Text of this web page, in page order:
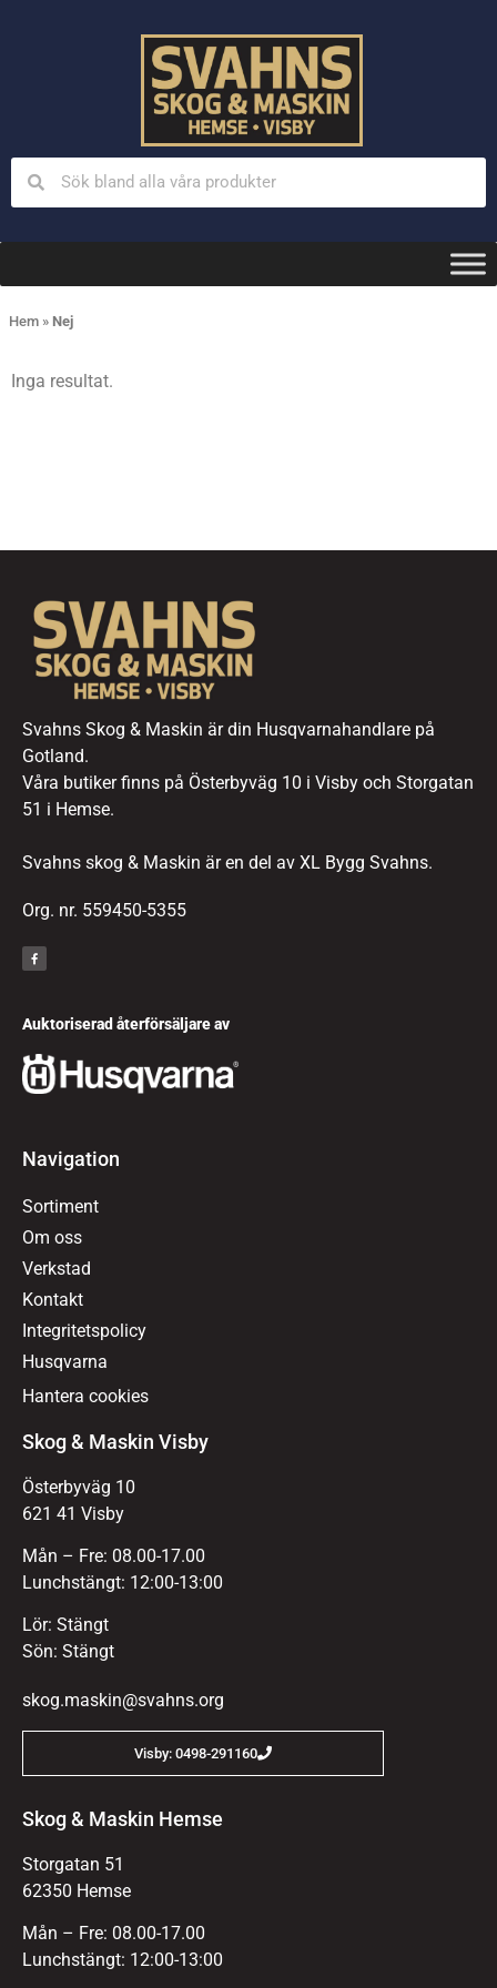
Hem » Nej
Inga resultat.
Svahns Skog & Maskin är din Husqvarnahandlare på
Gotland.
Våra butiker finns på Österbyväg 10 i Visby och Storgatan
51 i Hemse.
Svahns skog & Maskin är en del av XL Bygg Svahns.
Org. nr. 559450-5355
Auktoriserad återförsäljare av
Navigation
Sortiment
Om oss
Verkstad
Kontakt
Integritetspolicy
Husqvarna
Hantera cookies
Skog & Maskin Visby
Österbyväg 10
621 41 Visby
Mån – Fre: 08.00-17.00
Lunchstängt: 12:00-13:00
Lör: Stängt
Sön: Stängt
skog.maskin@svahns.org
Visby: 0498-291160
Skog & Maskin Hemse
Storgatan 51
62350 Hemse
Mån – Fre: 08.00-17.00
Lunchstängt: 12:00-13:00